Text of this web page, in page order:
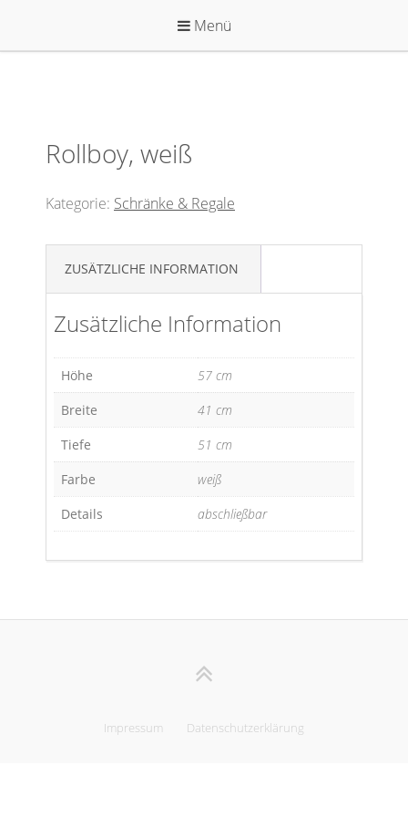
springen
Menü
Rollboy, weiß
Kategorie: Schränke & Regale
ZUSÄTZLICHE INFORMATION
Zusätzliche Information
Höhe
57 cm
Breite
41 cm
Tiefe
51 cm
Farbe
weiß
Details
abschließbar
Impressum Datenschutzerklärung